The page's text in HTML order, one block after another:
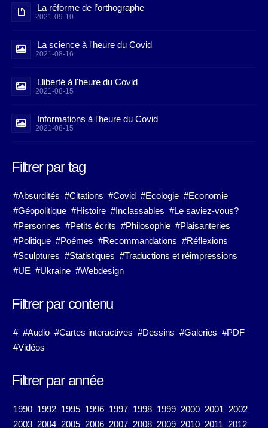
La réforme de l’orthographe
2021-09-10
La science à l'heure du Covid
2021-08-16
Lliberté à l'heure du Covid
2021-08-15
Informations à l'heure du Covid
2021-08-15
Filtrer par tag
#Absurdités #Citations #Covid #Ecologie #Economie
#Géopolitique #Histoire #Inclassables #Le saviez-vous?
#Personnes #Petits écrits #Philosophie #Plaisanteries
#Politique #Poémes #Recommandations #Réflexions
#Sculptures #Statistiques #Traductions et réimpressions
#UE #Ukraine #Webdesign
Filtrer par contenu
# #Audio #Cartes interactives #Dessins #Galeries #PDF
#Vidéos
Filtrer par année
1990 1992 1995 1996 1997 1998 1999 2000 2001 2002
2003 2004 2005 2006 2007 2008 2009 2010 2011 2012